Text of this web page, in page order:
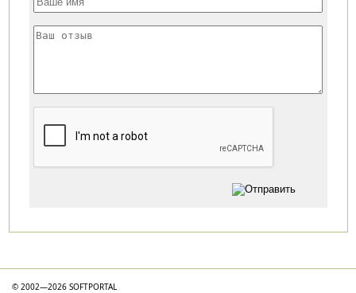
© 2002—2026 SOFTPORTAL